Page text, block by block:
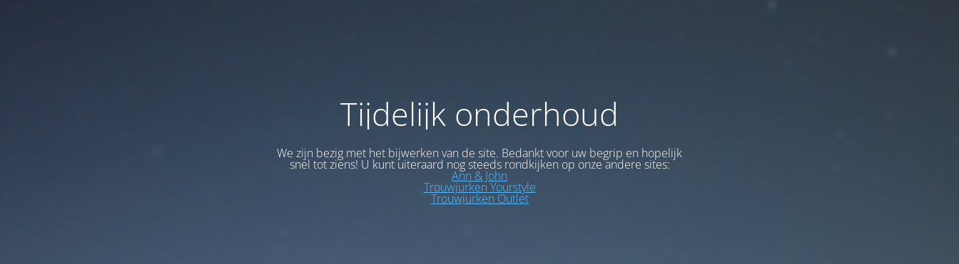
Tijdelijk onderhoud
We zijn bezig met het bijwerken van de site. Bedankt voor uw begrip en hopelijk
snel tot ziens! U kunt uiteraard nog steeds rondkijken op onze andere sites:
Ann & John
Trouwjurken Yourstyle
Trouwjurken Outlet